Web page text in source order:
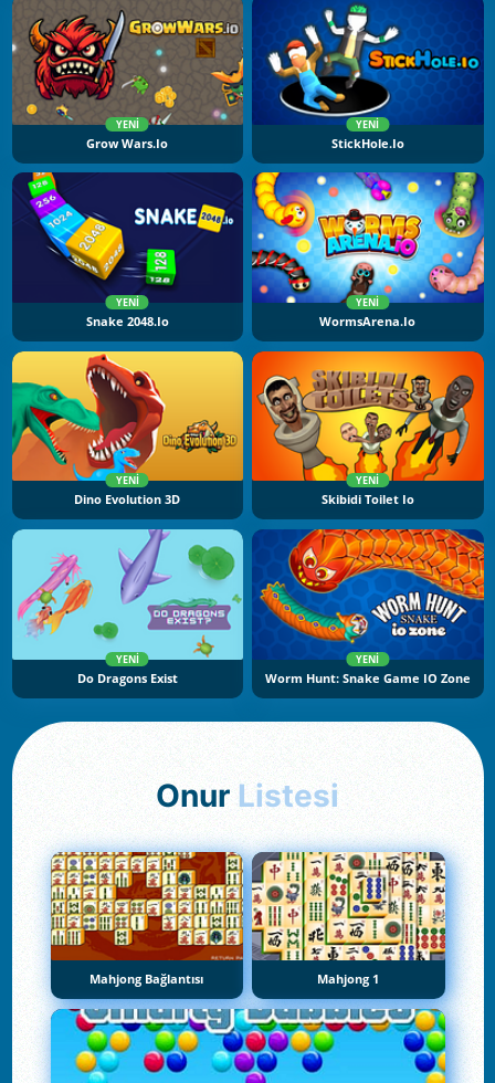
YENI
Grow Wars.io
YENI
StickHole.io
YENI
Snake 2048.io
YENI
WormsArena.io
YENI
Dino Evolution 3D
YENI
Skibidi Toilet Io
YENI
Do Dragons Exist
YENI
Worm Hunt: Snake Game IO Zone
Onur Listesi
Mahjong Bağlantısı Mahjong 1